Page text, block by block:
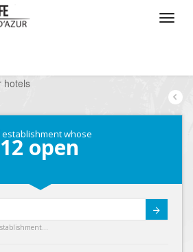
hotels
establishment whose
12 open